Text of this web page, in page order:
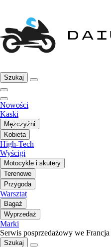
Szukaj
Nowości
Kaski
Mężczyźni
Kobieta
High-Tech
Wyścigi
Motocykle i skutery
Terenowe
Przygoda
Warsztat
Bagaż
Wyprzedaż
Marki
Serwis posprzedażowy we Francja
Szukaj